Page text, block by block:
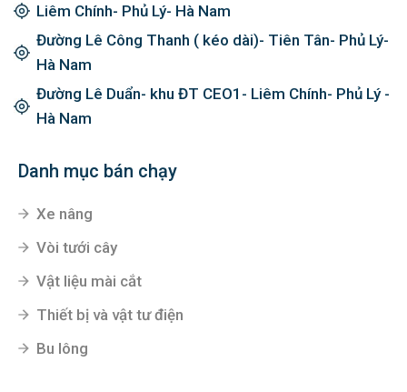
Liêm Chính- Phủ Lý- Hà Nam
Đường Lê Công Thanh ( kéo dài)- Tiên Tân- Phủ Lý-
Hà Nam
Đường Lê Duẩn- khu ĐT CEO1- Liêm Chính- Phủ Lý -
Hà Nam
Danh mục bán chạy
Xe nâng
Vòi tưới cây
Vật liệu mài cắt
Thiết bị và vật tư điện
Bu lông